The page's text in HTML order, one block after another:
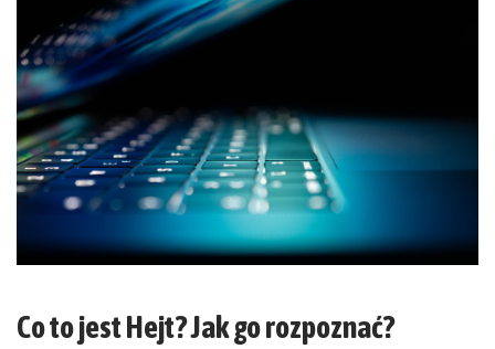
Co to jest Hejt? Jak go rozpoznać?